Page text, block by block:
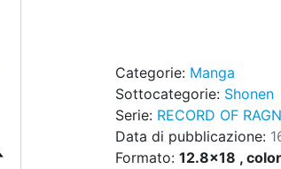
Categorie: Manga
Sottocategorie: Shonen
Serie: RECORD OF
Data di pubblicazione:
Formato: 12.8x18 ,